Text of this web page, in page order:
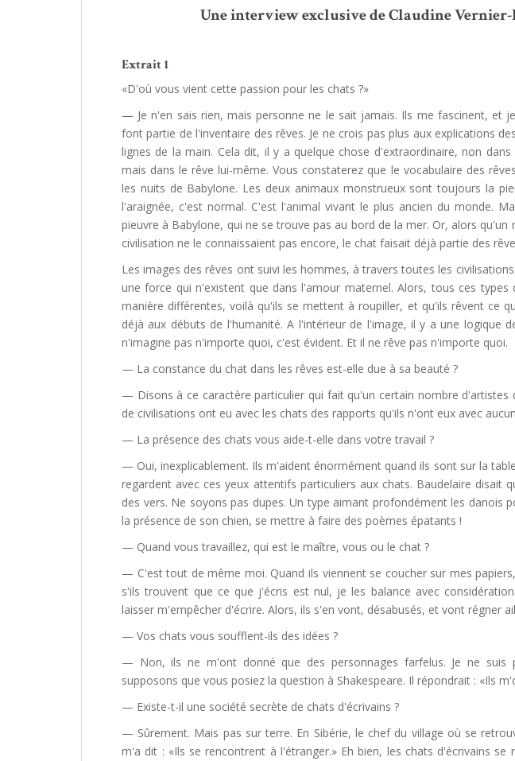
Une interview exclusive de Claudine
Extrait 1
«D'où vous vient cette passion pour les chats ?»
— Je n'en sais rien, mais personne ne le sait jamais. Ils me fascinent, et
font partie de l'inventaire des rêves. Je ne crois pas plus aux explications
lignes de la main. Cela dit, il y a quelque chose d'extraordinaire, non
mais dans le rêve lui-même. Vous constaterez que le vocabulaire des
les nuits de Babylone. Les deux animaux monstrueux sont toujours la
l'araignée, c'est normal. C'est l'animal vivant le plus ancien du monde.
pieuvre à Babylone, qui ne se trouve pas au bord de la mer. Or, alors qu'un
civilisation ne le connaissaient pas encore, le chat faisait déjà partie des
Les images des rêves ont suivi les hommes, à travers toutes les
une force qui n'existent que dans l'amour maternel. Alors, tous ces
manière différentes, voilà qu'ils se mettent à roupiller, et qu'ils rêvent ce
déjà aux débuts de l'humanité. A l'intérieur de l'image, il y a une logique
n'imagine pas n'importe quoi, c'est évident. Et il ne rêve pas n'importe quoi.
— La constance du chat dans les rêves est-elle due à sa beauté ?
— Disons à ce caractère particulier qui fait qu'un certain nombre d'artistes
de civilisations ont eu avec les chats des rapports qu'ils n'ont eux avec
— La présence des chats vous aide-t-elle dans votre travail ?
— Oui, inexplicablement. Ils m'aident énormément quand ils sont sur la
regardent avec ces yeux attentifs particuliers aux chats. Baudelaire disait
des vers. Ne soyons pas dupes. Un type aimant profondément les danois
la présence de son chien, se mettre à faire des poèmes épatants !
— Quand vous travaillez, qui est le maître, vous ou le chat ?
— C'est tout de même moi. Quand ils viennent se coucher sur mes
s'ils trouvent que ce que j'écris est nul, je les balance avec
laisser m'empêcher d'écrire. Alors, ils s'en vont, désabusés, et vont régner
— Vos chats vous soufflent-ils des idées ?
— Non, ils ne m'ont donné que des personnages farfelus. Je ne suis
supposons que vous posiez la question à Shakespeare. Il répondrait : «Ils
— Existe-t-il une société secrète de chats d'écrivains ?
— Sûrement. Mais pas sur terre. En Sibérie, le chef du village où se
m'a dit : «Ils se rencontrent à l'étranger.» Eh bien, les chats d'écrivains se